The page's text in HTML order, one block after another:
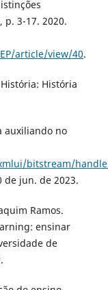
p. 3-17. 2020.
article/view/40.
História
auxiliando no
bitstream/handle/
de jun. de 2023.
Ramos.
ensinar
de